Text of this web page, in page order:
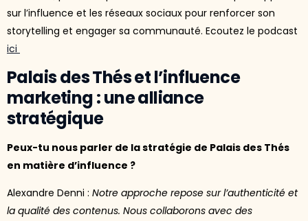
sur l’influence et les réseaux sociaux pour renforcer son
storytelling et engager sa communauté. Ecoutez le podcast
ici
Palais des Thés et l’influence
marketing : une alliance
stratégique
Peux-tu nous parler de la stratégie de Palais des Thés
en matière d’influence ?
Alexandre Denni : Notre approche repose sur l’authenticité et
la qualité des contenus. Nous collaborons avec des